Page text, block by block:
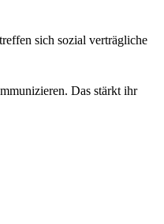
sich sozial verträgliche
Das stärkt ihr